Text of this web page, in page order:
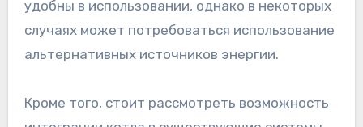
удобны в использовании, однако в некоторых
случаях может потребоваться использование
альтернативных источников энергии.
Кроме того, стоит рассмотреть возможность